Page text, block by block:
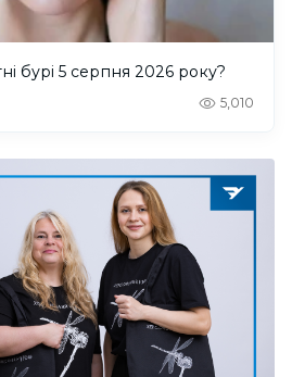
бурі 5 серпня 2026 року?
5,010